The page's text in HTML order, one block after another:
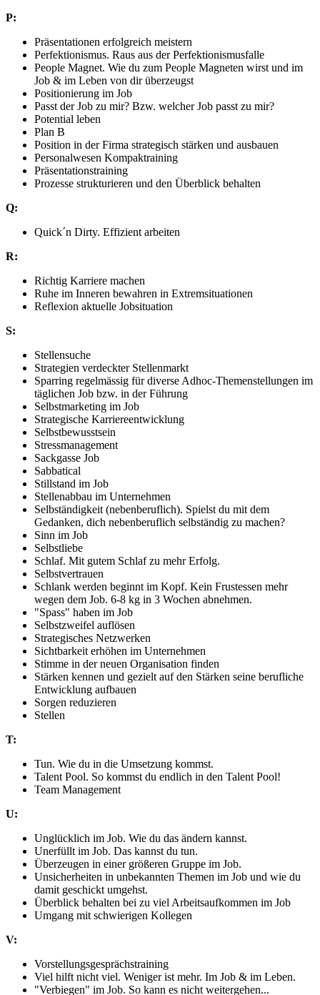
P:
Präsentationen erfolgreich meistern
Perfektionismus. Raus aus der Perfektionismusfalle
People Magnet. Wie du zum People Magneten wirst und im
Job & im Leben von dir überzeugst
Positionierung im Job
Passt der Job zu mir? Bzw. welcher Job passt zu mir?
Potential leben
Plan B
Position in der Firma strategisch stärken und ausbauen
Personalwesen Kompaktraining
Präsentationstraining
Prozesse strukturieren und den Überblick behalten
Q:
Quick´n Dirty. Effizient arbeiten
R:
Richtig Karriere machen
Ruhe im Inneren bewahren in Extremsituationen
Reflexion aktuelle Jobsituation
S:
Stellensuche
Strategien verdeckter Stellenmarkt
Sparring regelmässig für diverse Adhoc-Themenstellungen im
täglichen Job bzw. in der Führung
Selbstmarketing im Job
Strategische Karriereentwicklung
Selbstbewusstsein
Stressmanagement
Sackgasse Job
Sabbatical
Stillstand im Job
Stellenabbau im Unternehmen
Selbständigkeit (nebenberuflich). Spielst du mit dem
Gedanken, dich nebenberuflich selbständig zu machen?
Sinn im Job
Selbstliebe
Schlaf. Mit gutem Schlaf zu mehr Erfolg.
Selbstvertrauen
Schlank werden beginnt im Kopf. Kein Frustessen mehr
wegen dem Job. 6-8 kg in 3 Wochen abnehmen.
"Spass" haben im Job
Selbstzweifel auflösen
Strategisches Netzwerken
Sichtbarkeit erhöhen im Unternehmen
Stimme in der neuen Organisation finden
Stärken kennen und gezielt auf den Stärken seine berufliche
Entwicklung aufbauen
Sorgen reduzieren
Stellen
T:
Tun. Wie du in die Umsetzung kommst.
Talent Pool. So kommst du endlich in den Talent Pool!
Team Management
U:
Unglücklich im Job. Wie du das ändern kannst.
Unerfüllt im Job. Das kannst du tun.
Überzeugen in einer größeren Gruppe im Job.
Unsicherheiten in unbekannten Themen im Job und wie du
damit geschickt umgehst.
Überblick behalten bei zu viel Arbeitsaufkommen im Job
Umgang mit schwierigen Kollegen
V:
Vorstellungsgesprächstraining
Viel hilft nicht viel. Weniger ist mehr. Im Job & im Leben.
"Verbiegen" im Job. So kann es nicht weitergehen...